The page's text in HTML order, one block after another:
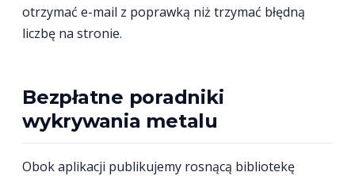
otrzymać e-mail z poprawką niż trzymać błędną
liczbę na stronie.
Bezpłatne poradniki
wykrywania metalu
Obok aplikacji publikujemy rosnącą bibliotekę